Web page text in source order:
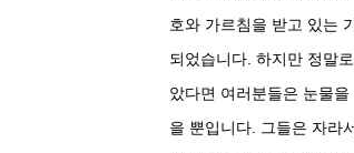
호와 가르침을 받고 있는
되었습니다. 하지만 정말
았다면 여러분들은 눈물
을 뿐입니다. 그들은 자라